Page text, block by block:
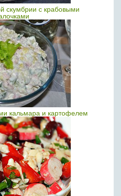
скумбрии с крабовыми
кальмара и картофелем